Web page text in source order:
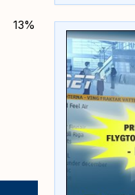
13%